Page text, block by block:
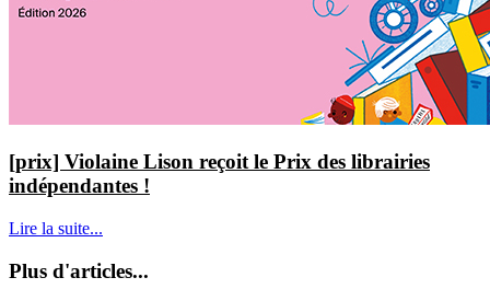
[prix] Violaine Lison reçoit le Prix des librairies
indépendantes !
Lire la suite...
Plus d'articles...